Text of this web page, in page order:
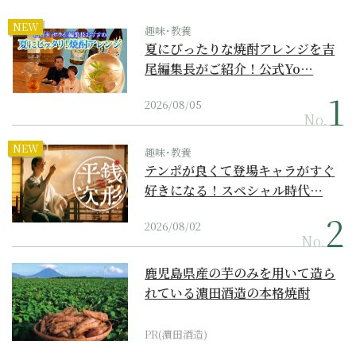
NEW 趣味･教養
夏にぴったりな焼酎アレンジを吉
尾編集長がご紹介！公式Yo…
2026/08/05
No.
NEW 趣味･教養
テンポが良くて登場キャラがすぐ
好きになる！スペシャル時代…
2026/08/02
No.
鹿児島県産の芋のみを用いて造ら
れている濵田酒造の本格焼酎
PR(濵田酒造)